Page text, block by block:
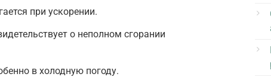
при ускорении.
о неполном сгорании
в холодную погоду.